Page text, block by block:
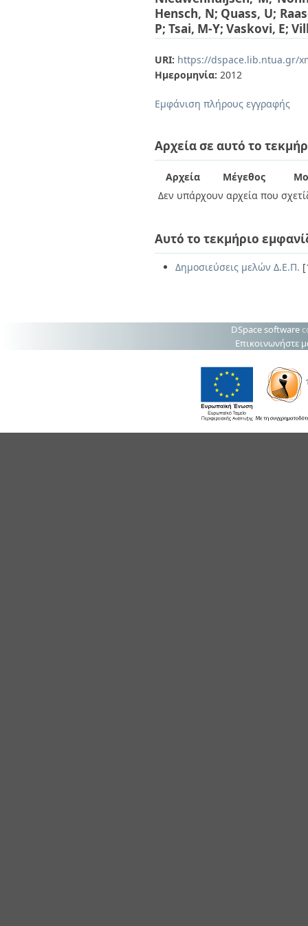
Hensch, N; Quass, U;
P; Tsai, M-Y; Vaskovi, E;
URI: https://dspace.lib.ntua.gr/
Ημερομηνία: 2012
Εμφάνιση πλήρους εγγραφής
Αρχεία σε αυτό το
Αρχεία Μέγεθος
Δεν υπάρχουν αρχεία που
Αυτό το τεκμήριο
Δημοσιεύσεις μελών Δ.Ε.Π.
DSpace software
Επικοινωνήστε